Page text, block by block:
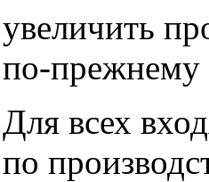
увеличить
по-прежнему
Для всех
по